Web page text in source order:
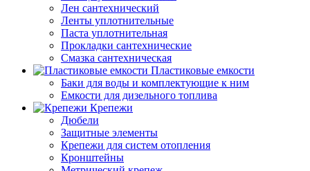
Лен сантехнический
Ленты уплотнительные
Паста уплотнительная
Прокладки сантехнические
Смазка сантехническая
Пластиковые емкости
Баки для воды и комплектующие к ним
Емкости для дизельного топлива
Крепежи
Дюбели
Защитные элементы
Крепежи для систем отопления
Кронштейны